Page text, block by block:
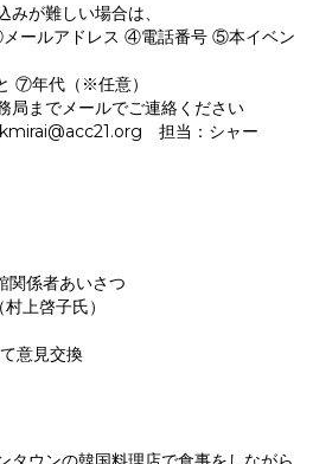
が難しい場合は、
ールアドレス ④電話番号 ⑤本イベン
⑦年代（※任意）
局までメールでご連絡ください
jkmirai@acc21.org 担当：シャー
関係者あいさつ
上啓子氏）
意見交換